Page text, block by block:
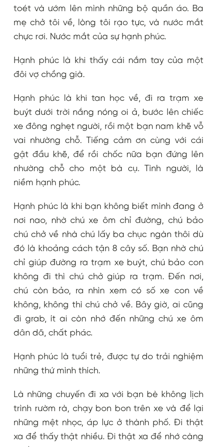
toét và ướm lên mình những bộ quần áo. Ba
mẹ chở tôi về, lòng tôi rạo tực, và nước mắt
chực rơi. Nước mắt của sự hạnh phúc.
Hạnh phúc là khi thấy cái nắm tay của một
đôi vợ chồng già.
Hạnh phúc là khi tan học về, đi ra trạm xe
buýt dưới trời nắng nóng oi ả, bước lên chiếc
xe đông nghẹt người, rồi một bạn nam khẽ vỗ
vai nhường chỗ. Tiếng cảm ơn cùng với cái
gật đầu khẽ, để rồi chốc nữa bạn đứng lên
nhường chỗ cho một bà cụ. Tình người, là
niềm hạnh phúc.
Hạnh phúc là khi bạn không biết mình đang ở
nơi nao, nhờ chú xe ôm chỉ đường, chú bảo
chú chở về nhà chú lấy ba chục ngàn thôi dù
đó là khoảng cách tận 8 cây số. Bạn nhờ chú
chỉ giúp đường ra trạm xe buýt, chú bảo con
không đi thì chú chở giúp ra trạm. Đến nơi,
chú còn bảo, ra nhìn xem có số xe con về
không, không thì chú chở về. Bây giờ, ai cũng
đi grab, ít ai còn nhớ đến những chú xe ôm
dân dã, chất phác.
Hạnh phúc là tuổi trẻ, được tự do trải nghiệm
những thứ mình thích.
Là những chuyến đi xa với bạn bè không lịch
trình rườm rà, chạy bon bon trên xe và để lại
những mệt nhọc, áp lực ở thành phố. Đi thật
xa để thấy thật nhiều. Đi thật xa để nhớ càng